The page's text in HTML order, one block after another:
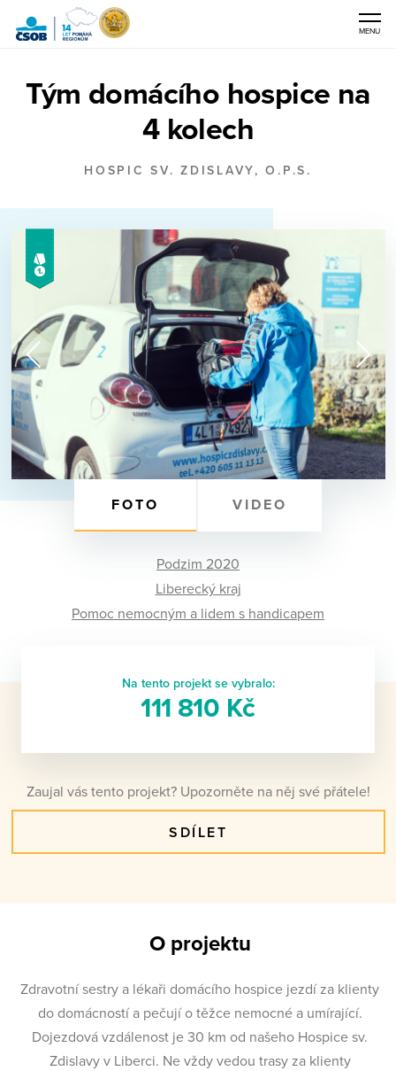
Pomáhá
regionům
MENU
Tým domácího hospice na
4 kolech
HOSPIC SV. ZDISLAVY, O.P.S.
FOTO VIDEO
Podzim 2020
Liberecký kraj
Pomoc nemocným a lidem s handicapem
Na tento projekt se vybralo:
111 810 Kč
Zaujal vás tento projekt? Upozorněte na něj své přátele!
SDÍLET
O projektu
Zdravotní sestry a lékaři domácího hospice jezdí za klienty
do domácností a pečují o těžce nemocné a umírající.
Dojezdová vzdálenost je 30 km od našeho Hospice sv.
Zdislavy v Liberci. Ne vždy vedou trasy za klienty